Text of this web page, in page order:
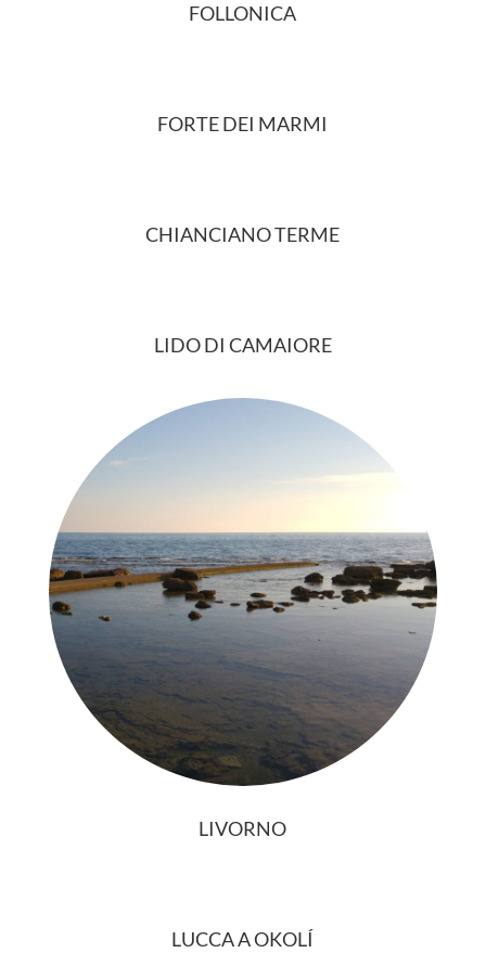
FOLLONICA
FORTE DEI MARMI
CHIANCIANO TERME
LIDO DI CAMAIORE
LIVORNO
LUCCA A OKOLÍ